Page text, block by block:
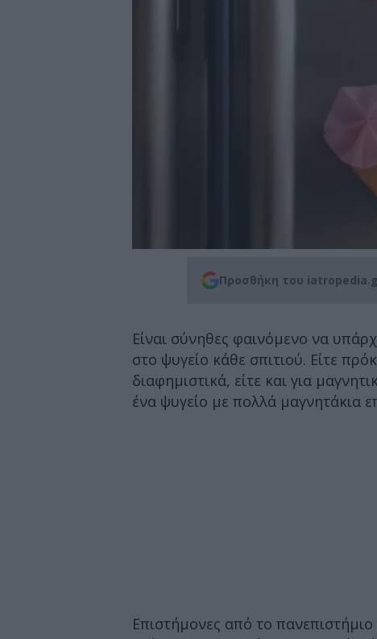
Προσθήκη του
Είναι σύνηθες φαινόμενο να
στο ψυγείο κάθε σπιτιού. Είτε
διαφημιστικά, είτε και για
ένα ψυγείο με πολλά μαγνητάκια
Επιστήμονες από το